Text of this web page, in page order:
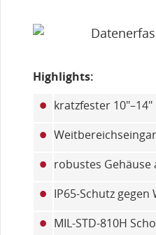
Highlights:
• kratzfester 10"–14"
•
• robustes Gehäuse
• IP65-Schutz
• MIL-STD-810H